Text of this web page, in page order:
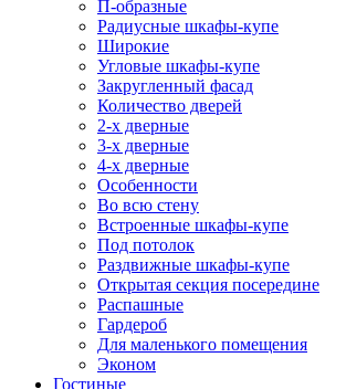
П-образные
Радиусные шкафы-купе
Широкие
Угловые шкафы-купе
Закругленный фасад
Количество дверей
2-х дверные
3-х дверные
4-х дверные
Особенности
Во всю стену
Встроенные шкафы-купе
Под потолок
Раздвижные шкафы-купе
Открытая секция посередине
Распашные
Гардероб
Для маленького помещения
Эконом
Гостиные